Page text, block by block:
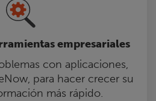
empresariales
con aplicaciones,
para hacer crecer su
más rápido.